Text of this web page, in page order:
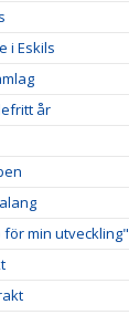
i Eskils
år
för min utveckling"